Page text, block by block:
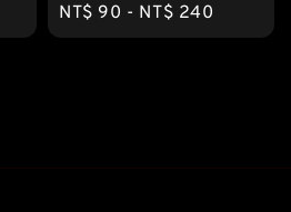
Regular
price
NT$ 90 - NT$ 240